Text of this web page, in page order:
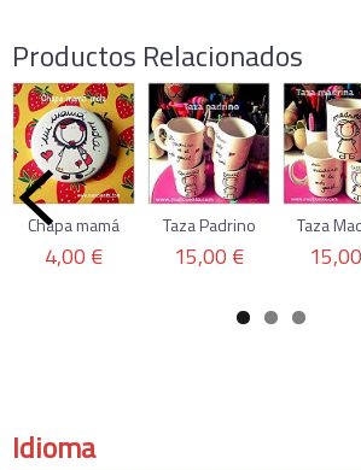
Idioma
Productos Relacionados
Chapa mamá
4,00 €
Taza Padrino
15,00 €
Taza